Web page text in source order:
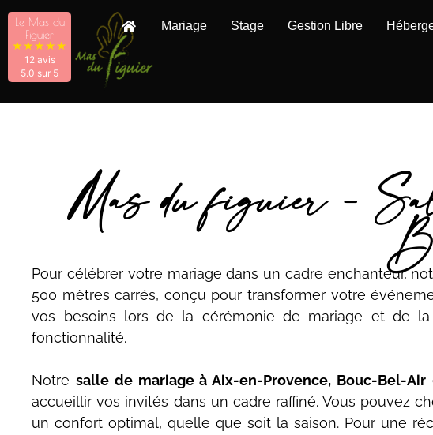
Le Mas du
Figuier
★★★★★
12 avis
5.0 sur 5
Mariage Stage Gestion Libre
Mas du figuier -
Pour célébrer votre mariage dans un cadre enchanteur,
500 mètres carrés, conçu pour transformer votre
vos besoins lors de la cérémonie de mariage et de
fonctionnalité.
Notresalle de mariage à Aix-en-Provence, Bouc-Bel-Air
accueillir vos invités dans un cadre raffiné. Vous pouvez
un confort optimal, quelle que soit la saison. Pour une